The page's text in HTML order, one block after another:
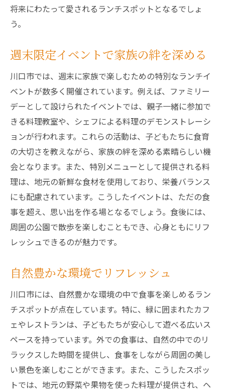
家族連れでも通いやすいアクセス
親子でシェアできるメニュー
ランチ後の公園散策プラン
地元の歴史を学べるミニツアー
親子で挑戦するクッキング体験
地元食材のファーマーズマーケット訪問
親子でのランチタイムを盛り上げるヒント
安心して楽しめる川口市の親子ランチスポット
厳選された食材で安全・安心
スタッフの親切な対応でリラックス
アレルギー対応メニューの充実
子供が楽しめるアミューズメント
親子での食事をサポートするサービス
川口市で親子ランチをするならここ！おすすめ
の理由
地域密着型の温かいサービス
家族で楽しむ特別メニュー
親子の笑顔が溢れるレストラン
地元の食文化を体感
訪れる度に新しい発見がある
将来にわたって愛されるランチスポットとなるでしょ
う。
週末限定イベントで家族の絆を深める
川口市では、週末に家族で楽しむための特別なランチイ
ベントが数多く開催されています。例えば、ファミリー
デーとして設けられたイベントでは、親子一緒に参加で
きる料理教室や、シェフによる料理のデモンストレーシ
ョンが行われます。これらの活動は、子どもたちに食育
の大切さを教えながら、家族の絆を深める素晴らしい機
会となります。また、特別メニューとして提供される料
理は、地元の新鮮な食材を使用しており、栄養バランス
にも配慮されています。こうしたイベントは、ただの食
事を超え、思い出を作る場となるでしょう。食後には、
周囲の公園で散歩を楽しむこともでき、心身ともにリフ
レッシュできるのが魅力です。
自然豊かな環境でリフレッシュ
川口市には、自然豊かな環境の中で食事を楽しめるラン
チスポットが点在しています。特に、緑に囲まれたカフ
ェやレストランは、子どもたちが安心して遊べる広いス
ペースを持っています。外での食事は、自然の中でのリ
ラックスした時間を提供し、食事をしながら周囲の美し
い景色を楽しむことができます。また、こうしたスポッ
トでは、地元の野菜や果物を使った料理が提供され、ヘ